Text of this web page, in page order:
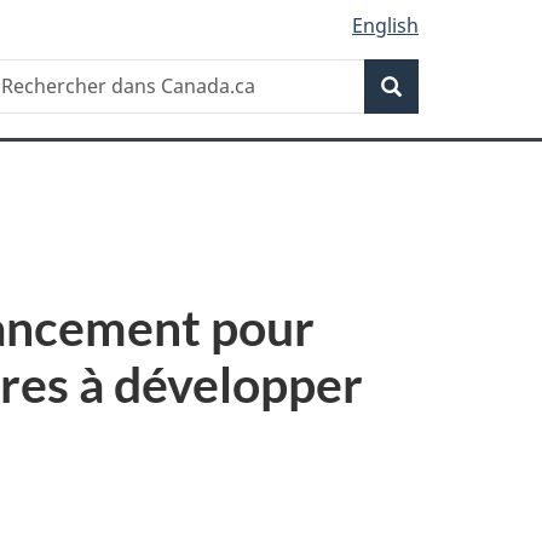
English
Recherche
pour
à développer